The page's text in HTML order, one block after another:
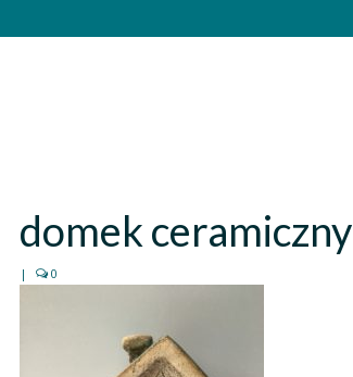
domek ceramiczny
| 0